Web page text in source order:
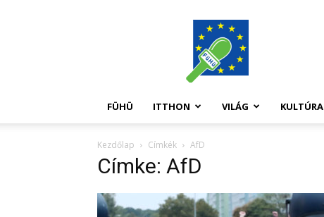
FüHü
FÜHÜ ITTHON VILÁG KULTÚRA
Kezdőlap Címkék AfD
Címke: AfD